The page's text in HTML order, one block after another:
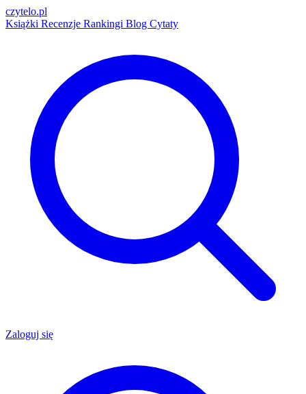
czytelo.pl
Książki Recenzje Rankingi Blog Cytaty
Zaloguj się